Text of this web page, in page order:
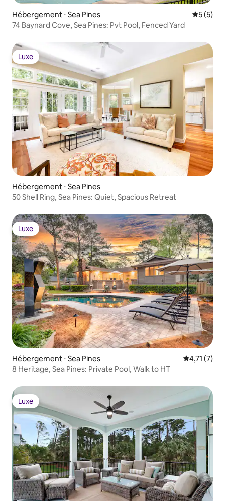
Hébergement ⋅ Sea Pines
5 (5)
74 Baynard Cove, Sea Pines: Pvt Pool, Fenced Yard
Luxe
Luxe
Hébergement ⋅ Sea Pines
50 Shell Ring, Sea Pines: Quiet, Spacious Retreat
Luxe
Luxe
Hébergement ⋅ Sea Pines Évaluation
4,71 (7)
8 Heritage, Sea Pines: Private Pool, Walk to HT
Luxe
Luxe